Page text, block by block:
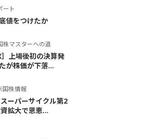
ート
値をつけたか
株マスターへの道
］上場後初の決算発
が株価が下落...
国株情報
ーパーサイクル第2
拡大で恩恵...